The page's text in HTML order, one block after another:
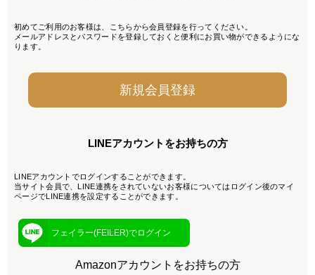
初めてご利用のお客様は、こちらから会員登録を行ってください。
メールアドレスとパスワードを登録しておくと便利にお買い物ができるようにな
ります。
LINEアカウントをお持ちの方
LINEアカウントでログインすることができます。
当サイト会員で、LINE連携をされていないお客様についてはログイン後のマイ
ページでLINE連携を設定することができます。
フェイラー(FEILER)でログイン
Amazonアカウントをお持ちの方